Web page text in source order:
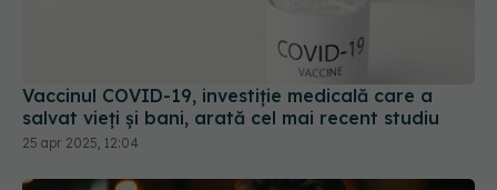
Vaccinul COVID-19, investiție medicală care a
salvat vieți și bani, arată cel mai recent studiu
25 apr 2025, 12:04